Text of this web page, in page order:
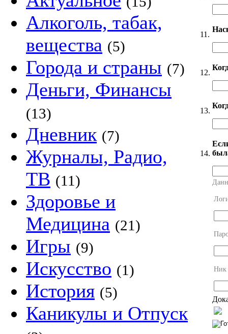
Алкоголь, табак,
вещества (5)
Города и страны (7)
Деньги, Финансы
(13)
Дневник (7)
Журналы, Радио,
ТВ (11)
Здоровье и
Медицина (21)
Игры (9)
Искусство (1)
История (5)
Каникулы и Отпуск
11.
12.
13.
14.
Ник